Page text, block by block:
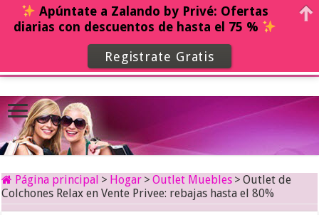
Página principal > Hogar > Outlet Muebles > Outlet de
Colchones Relax en Vente Privee: rebajas hasta el 80%
Apúntate a Zalando by Privé: Ofertas
diarias con descuentos de hasta el 75 %
Registrate Gratis